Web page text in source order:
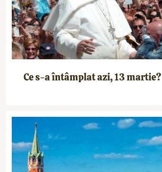
Ce s-a întâmplat azi, 13 martie?